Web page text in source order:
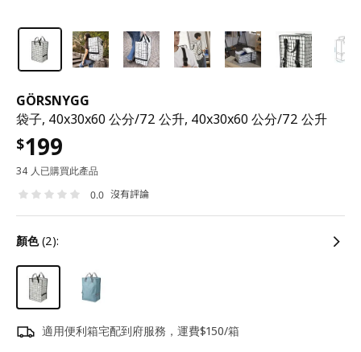
GÖRSNYGG
袋子, 40x30x60 公分/72 公升, 40x30x60 公分/72 公升
$199
34 人已購買此產品
0.0 沒有評論
顏色(2):
適用便利箱宅配到府服務，運費$150/箱